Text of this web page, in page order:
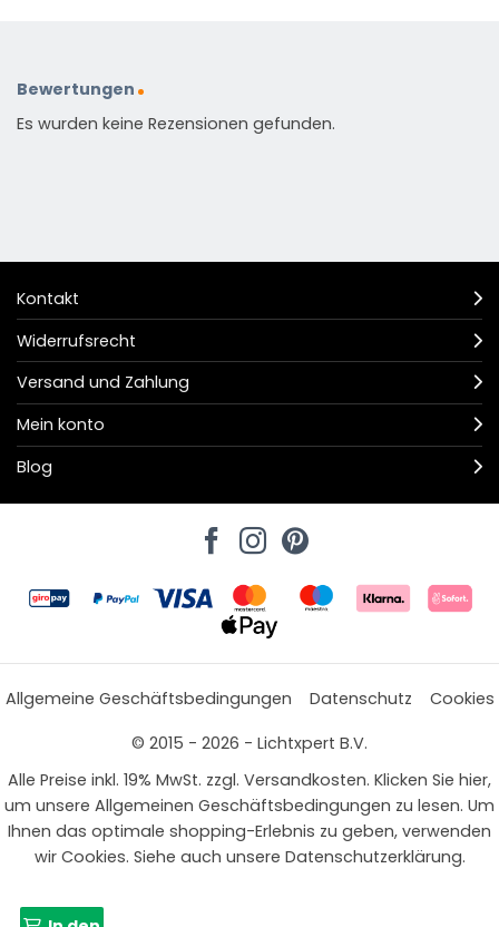
Bewertungen
Es wurden keine Rezensionen gefunden.
Kontakt
Widerrufsrecht
Versand und Zahlung
Mein konto
Blog
Allgemeine Geschäftsbedingungen Datenschutz
Cookies
© 2015 - 2026 - Lichtxpert B.V.
Alle Preise inkl. 19% MwSt. zzgl. Versandkosten. Klicken Sie hier,
um unsere Allgemeinen Geschäftsbedingungen zu lesen. Um
Ihnen das optimale shopping-Erlebnis zu geben, verwenden
wir Cookies. Siehe auch unsere Datenschutzerklärung.